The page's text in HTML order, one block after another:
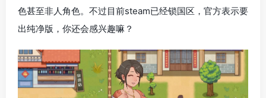
色甚至非人角色。不过目前steam已经锁国区，官方表示要
出纯净版，你还会感兴趣嘛？